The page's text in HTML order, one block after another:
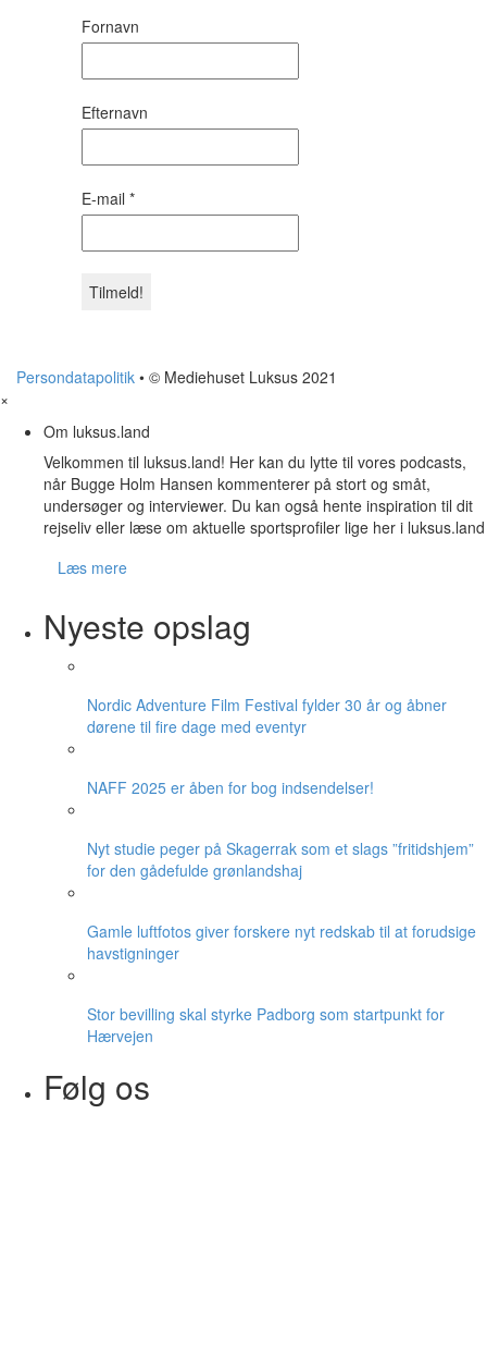
Fornavn
Efternavn
E-mail *
Persondatapolitik • © Mediehuset Luksus 2021
×
Om luksus.land
Velkommen til luksus.land! Her kan du lytte til vores podcasts,
når Bugge Holm Hansen kommenterer på stort og småt,
undersøger og interviewer. Du kan også hente inspiration til dit
rejseliv eller læse om aktuelle sportsprofiler lige her i luksus.land
Læs mere
Nyeste opslag
Nordic Adventure Film Festival fylder 30 år og åbner
dørene til fire dage med eventyr
NAFF 2025 er åben for bog indsendelser!
Nyt studie peger på Skagerrak som et slags ”fritidshjem”
for den gådefulde grønlandshaj
Gamle luftfotos giver forskere nyt redskab til at forudsige
havstigninger
Stor bevilling skal styrke Padborg som startpunkt for
Hærvejen
Følg os